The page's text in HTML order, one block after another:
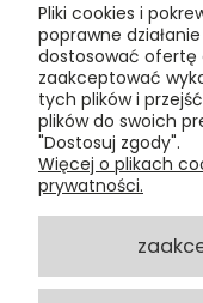
Kontakt:
t:+48 609 155 327
e:
ul. Chmielna 20, 00-
Pliki cookies i
poprawne
dostosować ofertę
zaakceptować
tych plików i
plików do swoich
"Dostosuj zgody".
Więcej o plikach
prywatności.